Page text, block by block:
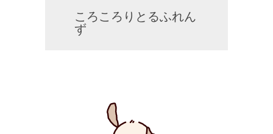
ころころりとるふれん
ず